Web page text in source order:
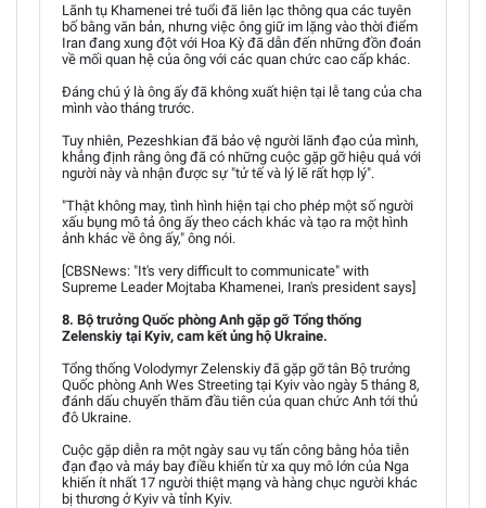
Lãnh tụ Khamenei trẻ tuổi đã liên lạc thông qua các tuyên
bố bằng văn bản, nhưng việc ông giữ im lặng vào thời điểm
Iran đang xung đột với Hoa Kỳ đã dẫn đến những đồn đoán
về mối quan hệ của ông với các quan chức cao cấp khác.
Đáng chú ý là ông ấy đã không xuất hiện tại lễ tang của cha
mình vào tháng trước.
Tuy nhiên, Pezeshkian đã bảo vệ người lãnh đạo của mình,
khẳng định rằng ông đã có những cuộc gặp gỡ hiệu quả với
người này và nhận được sự "tử tế và lý lẽ rất hợp lý".
"Thật không may, tình hình hiện tại cho phép một số người
xấu bụng mô tả ông ấy theo cách khác và tạo ra một hình
ảnh khác về ông ấy," ông nói.
[CBSNews: "It's very difficult to communicate" with
Supreme Leader Mojtaba Khamenei, Iran's president says]
8. Bộ trưởng Quốc phòng Anh gặp gỡ Tổng thống
Zelenskiy tại Kyiv, cam kết ủng hộ Ukraine.
Tổng thống Volodymyr Zelenskiy đã gặp gỡ tân Bộ trưởng
Quốc phòng Anh Wes Streeting tại Kyiv vào ngày 5 tháng 8,
đánh dấu chuyến thăm đầu tiên của quan chức Anh tới thủ
đô Ukraine.
Cuộc gặp diễn ra một ngày sau vụ tấn công bằng hỏa tiễn
đạn đạo và máy bay điều khiển từ xa quy mô lớn của Nga
khiến ít nhất 17 người thiệt mạng và hàng chục người khác
bị thương ở Kyiv và tỉnh Kyiv.